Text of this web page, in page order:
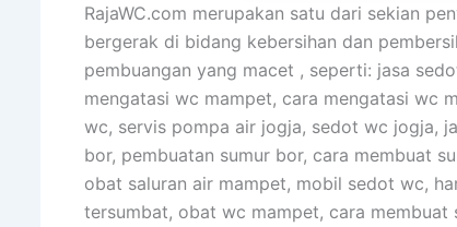
RajaWC.com merupakan satu dari sekian
bergerak di bidang kebersihan dan
pembuangan yang macet , seperti: jasa
mengatasi wc mampet, cara mengatasi wc
wc, servis pompa air jogja, sedot wc jogja,
bor, pembuatan sumur bor, cara membuat
obat saluran air mampet, mobil sedot wc,
tersumbat, obat wc mampet, cara membuat